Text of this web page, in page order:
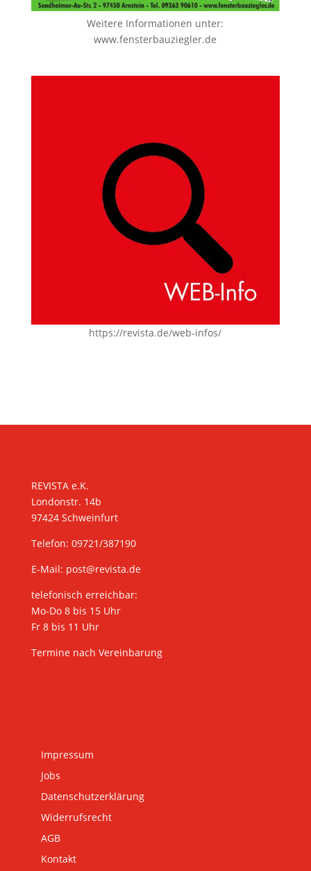
Weitere Informationen unter:
www.fensterbauziegler.de
https://revista.de/web-infos/
REVISTA e.K.
Londonstr. 14b
97424 Schweinfurt
Telefon: 09721/387190
E-Mail: post@revista.de
telefonisch erreichbar:
Mo-Do 8 bis 15 Uhr
Fr 8 bis 11 Uhr
Termine nach Vereinbarung
Impressum
Jobs
Datenschutzerklärung
Widerrufsrecht
AGB
Kontakt